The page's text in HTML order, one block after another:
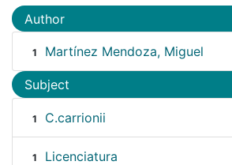
Author
1 Martínez Mendoza, Miguel
Subject
1 C.carrionii
1 Licenciatura